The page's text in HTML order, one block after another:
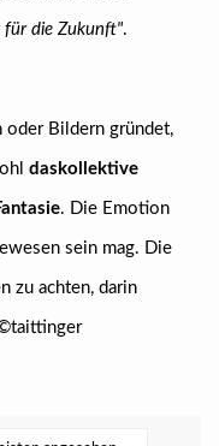
für die Zukunft".
oder Bildern gründet,
das kollektive
. Die Emotion
sein mag. Die
zu achten, darin